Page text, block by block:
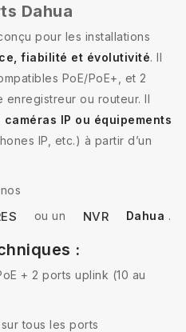
Dahua
pour les installations
fiabilité et évolutivité. Il
PoE/PoE+, et 2
ou routeur. Il
caméras IP ou équipements
IP, etc.) à partir d’un
ou un NVR Dahua .
:
+ 2 ports uplink (10 au
tous les ports